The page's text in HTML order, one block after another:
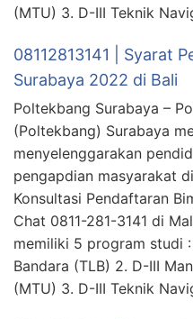
(MTU) 3. D-III Teknik
08112813141 | Syarat
Surabaya 2022 di Bali
Poltekbang Surabaya –
(Poltekbang) Surabaya
menyelenggarakan
pengapdian masyarakat
Konsultasi Pendaftaran
Chat 0811-281-3141 di
memiliki 5 program studi
Bandara (TLB) 2. D-III
(MTU) 3. D-III Teknik